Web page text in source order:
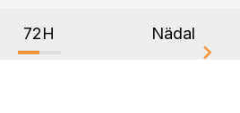
72H Nädal